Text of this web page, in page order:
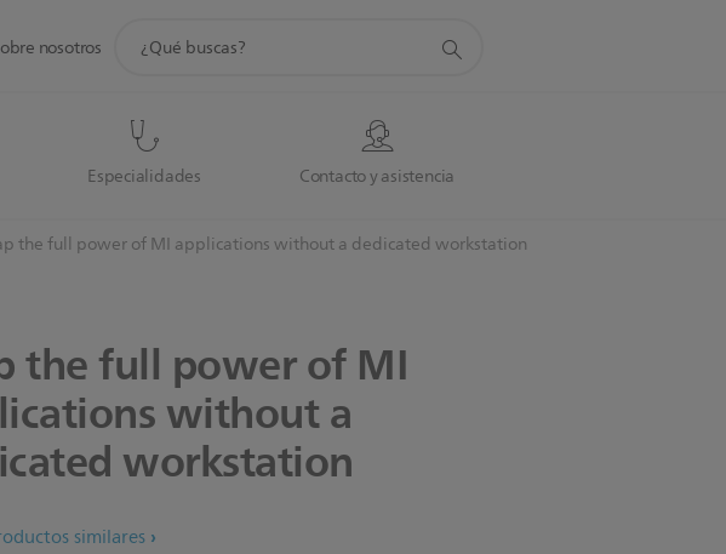
Especialidades Contacto y asistencia
nosotros
búsqueda
the full power of MI applications without a dedicated workstation
thefull powerofMI
withouta
workstation
similares